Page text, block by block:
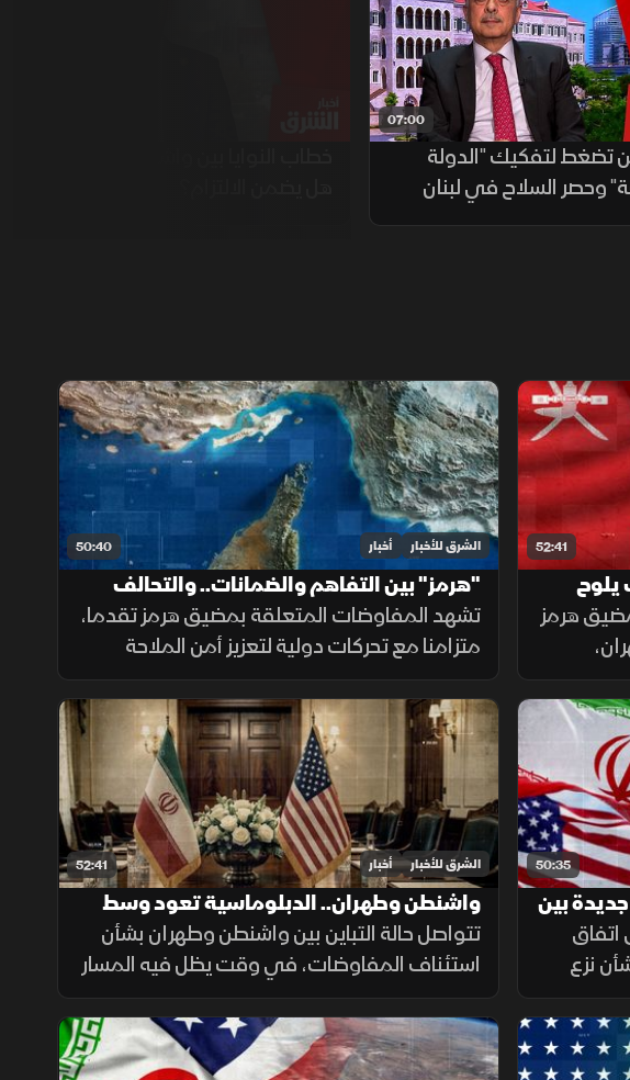
07:00
تضغط لتفكيك "الدولة
وحصر السلاح في لبنان
52:41
يلوح
هرمز
وغزة،
50:40 الشرق للأخبار أخبار
"هرمز" بين التفاهم والضمانات.. والتحالف
البحري يعزز أمن الملاحة
تشهد المفاوضات المتعلقة بمضيق هرمز تقدما،
متزامنا مع تحركات دولية لتعزيز أمن الملاحة
وحماية التجارة العالمية، فيما يتواصل الدعم
للتحالف البحري الدفاعي وسط متابعة لتطورات
التهدئة الإقليمية.
50:35
بين
نزع
من
داعمة
52:41 الشرق للأخبار أخبار
واشنطن وطهران.. الدبلوماسية تعود وسط
التصعيد
تتواصل حالة التباين بين واشنطن وطهران بشأن
استئناف المفاوضات، في وقت يظل فيه المسار
الدبلوماسي مطروحاً بالتزامن مع استمرار
التصعيد العسكري.